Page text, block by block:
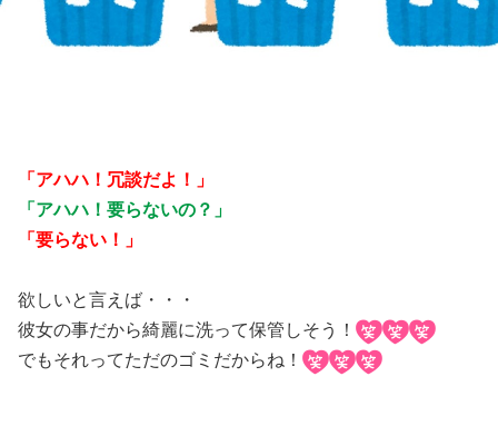
「アハハ！冗談だよ！」
「アハハ！要らないの？」
「要らない！」
欲しいと言えば・・・
彼女の事だから綺麗に洗って保管しそう！
でもそれってただのゴミだからね！